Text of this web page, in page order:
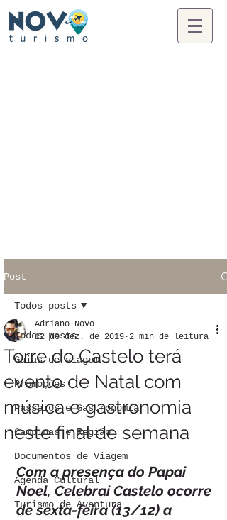
Post
Todos posts
Guias de viagem
Promoções
Passeios e Gastronomia
Campinas e Região
Documentos de Viagem
Agenda Cultural
Turismo de Aventura
Todos posts
Torre do Castelo terá
evento de Natal com
música e gastronomia
neste final de semana
Adriano Novo
12 de dez. de 2019 2 min de leitura
Com a presença do Papai
Noel, Celebrai Castelo ocorre
de sexta-feira (13/12) a